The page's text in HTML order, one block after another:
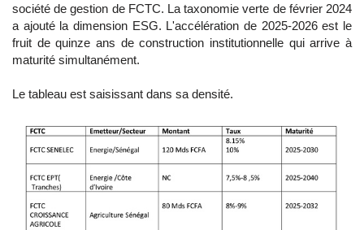
société de gestion de FCTC. La taxonomie verte de février 2024
a ajouté la dimension ESG. L'accélération de 2025-2026 est le
fruit de quinze ans de construction institutionnelle qui arrive à
maturité simultanément.
Le tableau est saisissant dans sa densité.